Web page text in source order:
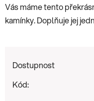
Vás máme tento
kamínky. Doplňuje jej
Dostupnost
Kód: